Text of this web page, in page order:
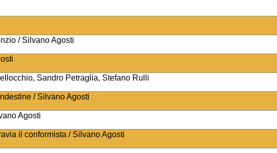
/ Silvano Agosti
Sandro Petraglia, Stefano Rulli
/ Silvano Agosti
Agosti
il conformista / Silvano Agosti